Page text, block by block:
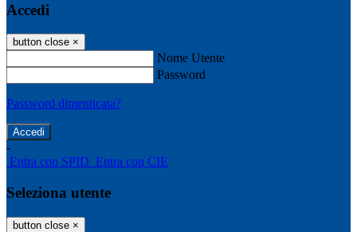
Accedi
button close ×
Nome Utente
Password
Password dimenticata?
-
Entra con SPID Entra con CIE
Seleziona utente
button close ×